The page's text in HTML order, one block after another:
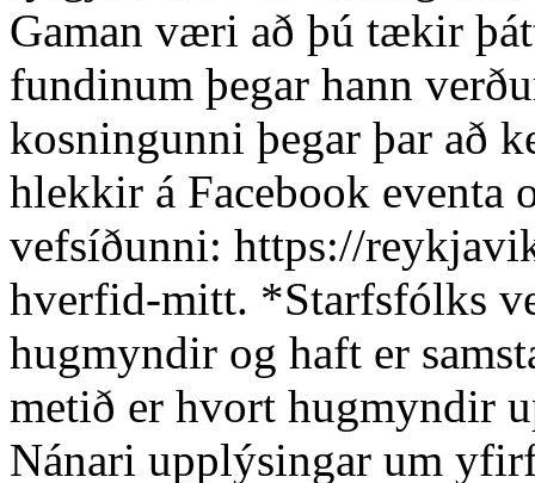
Gaman væri að þú tækir
fundinum þegar hann
kosningunni þegar þar að
hlekkir á Facebook eventa
vefsíðunni: https://
hverfid-mitt. *Starfsfólks
hugmyndir og haft er
metið er hvort hugmyndir
Nánari upplýsingar um